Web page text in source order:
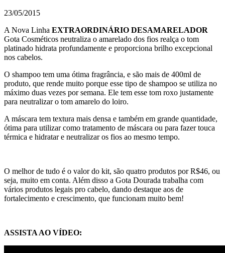
23/05/2015
A Nova Linha EXTRAORDINÁRIO DESAMARELADOR
Gota Cosméticos neutraliza o amarelado dos fios realça o tom
platinado hidrata profundamente e proporciona brilho excepcional
nos cabelos.
O shampoo tem uma ótima fragrância, e são mais de 400ml de
produto, que rende muito porque esse tipo de shampoo se utiliza no
máximo duas vezes por semana. Ele tem esse tom roxo justamente
para neutralizar o tom amarelo do loiro.
A máscara tem textura mais densa e também em grande quantidade,
ótima para utilizar como tratamento de máscara ou para fazer touca
térmica e hidratar e neutralizar os fios ao mesmo tempo.
O melhor de tudo é o valor do kit, são quatro produtos por R$46, ou
seja, muito em conta. Além disso a Gota Dourada trabalha com
vários produtos legais pro cabelo, dando destaque aos de
fortalecimento e crescimento, que funcionam muito bem!
ASSISTA AO VÍDEO: